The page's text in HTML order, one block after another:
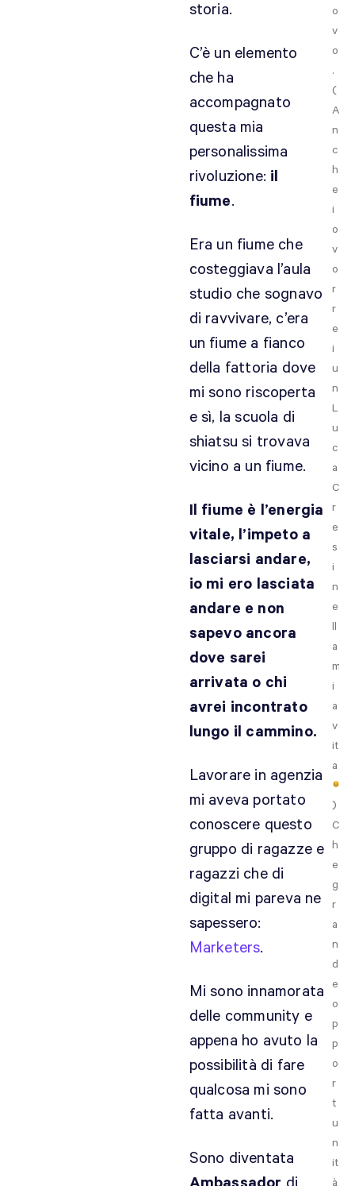
storia.
C’è un elemento
che ha
accompagnato
questa mia
personalissima
rivoluzione: il
fiume.
Era un fiume che
costeggiava l’aula
studio che sognavo
di ravvivare, c’era
un fiume a fianco
della fattoria dove
mi sono riscoperta
e sì, la scuola di
shiatsu si trovava
vicino a un fiume.
Il fiume è l’energia
vitale, l’impeto a
lasciarsi andare,
io mi ero lasciata
andare e non
sapevo ancora
dove sarei
arrivata o chi
avrei incontrato
lungo il cammino.
Lavorare in agenzia
mi aveva portato
conoscere questo
gruppo di ragazze e
ragazzi che di
digital mi pareva ne
sapessero:
Marketers.
Mi sono innamorata
delle community e
appena ho avuto la
possibilità di fare
qualcosa mi sono
fatta avanti.
Sono diventata
o
v
o
.
(
A
n
c
h
e
i
o
v
o
r
r
e
i
u
n
L
u
c
a
C
r
e
s
i
n
e
a
m
i
a
v
it
a
)
C
h
e
g
r
a
n
d
e
o
p
p
o
r
t
u
n
it
à